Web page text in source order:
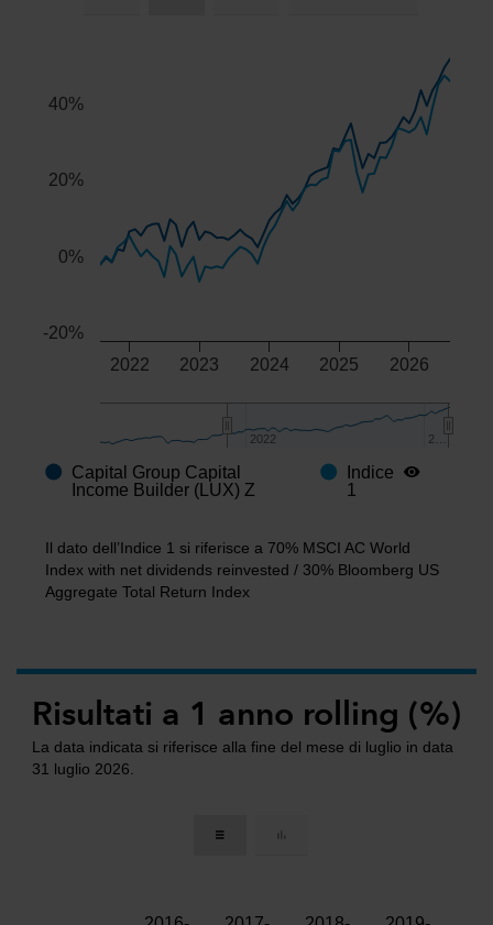
The chart has 2 X axes displaying Time, and navigator-x-
The chart has 2 Y axes displaying values, and navigator-
2022 2023 2024 2025 2026
2022
2022 2…
2…
-20%
0%
20%
40%
End of interactive chart.
Capital Group Capital
Income Builder (LUX) Z
Indice
1
Il dato dell’Indice 1 si riferisce a 70% MSCI AC World
Index with net dividends reinvested / 30% Bloomberg US
Aggregate Total Return Index
Risultati a 1 anno rolling (%)
La data indicata si riferisce alla fine del mese di luglio in data
31 luglio 2026.